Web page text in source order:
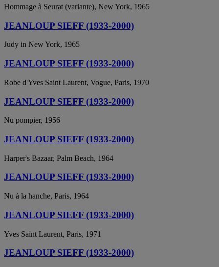
Hommage à Seurat (variante), New York, 1965
JEANLOUP SIEFF (1933-2000)
Judy in New York, 1965
JEANLOUP SIEFF (1933-2000)
Robe d'Yves Saint Laurent, Vogue, Paris, 1970
JEANLOUP SIEFF (1933-2000)
Nu pompier, 1956
JEANLOUP SIEFF (1933-2000)
Harper's Bazaar, Palm Beach, 1964
JEANLOUP SIEFF (1933-2000)
Nu à la hanche, Paris, 1964
JEANLOUP SIEFF (1933-2000)
Yves Saint Laurent, Paris, 1971
JEANLOUP SIEFF (1933-2000)